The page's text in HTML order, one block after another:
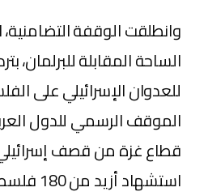
وانطلقت الوقفة
الساحة المقابلة للبرلمان،
للعدوان الإسرائيلي على
الموقف الرسمي للدول
قطاع غزة من قصف
استشهاد أزيد من 180 فلسطينيا.